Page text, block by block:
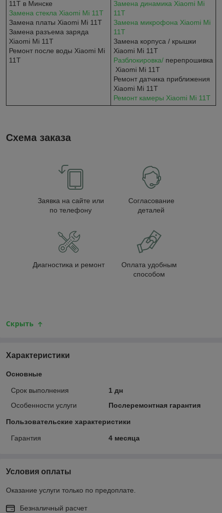
11T в Минске
Замена стекла Xiaomi Mi 11T
Замена платы Xiaomi Mi 11T
Замена разъема заряда
Xiaomi Mi 11T
Ремонт после воды Xiaomi Mi
11T
Замена динамика Xiaomi Mi
11T
Замена микрофона Xiaomi Mi
11T
Замена корпуса / крышки
Xiaomi Mi 11T
Разблокировка/ перепрошивка
Xiaomi Mi 11T
Ремонт датчика приближения
Xiaomi Mi 11T​​
Ремонт камеры Xiaomi Mi 11T
Схема заказа
Заявка на сайте или
по телефону
Согласование
деталей
Диагностика и ремонт
Оплата удобным
способом
Скрыть
Характеристики
Основные
Срок выполнения
1 дн
Особенности услуги
Послеремонтная гарантия
Пользовательские характеристики
Гарантия 4 месяца
Условия оплаты
Оказание услуги только по предоплате.
Безналичный расчет